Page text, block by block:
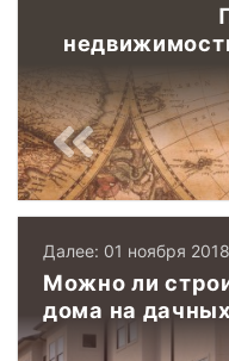
Далее: 01 ноября
Можно ли
дома на